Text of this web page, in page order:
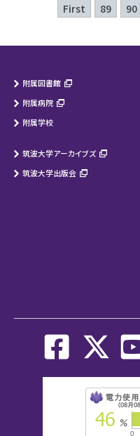
First 89 90
附属図書館
附属病院
附属学校
筑波大学アーカイブズ
筑波大学出版会